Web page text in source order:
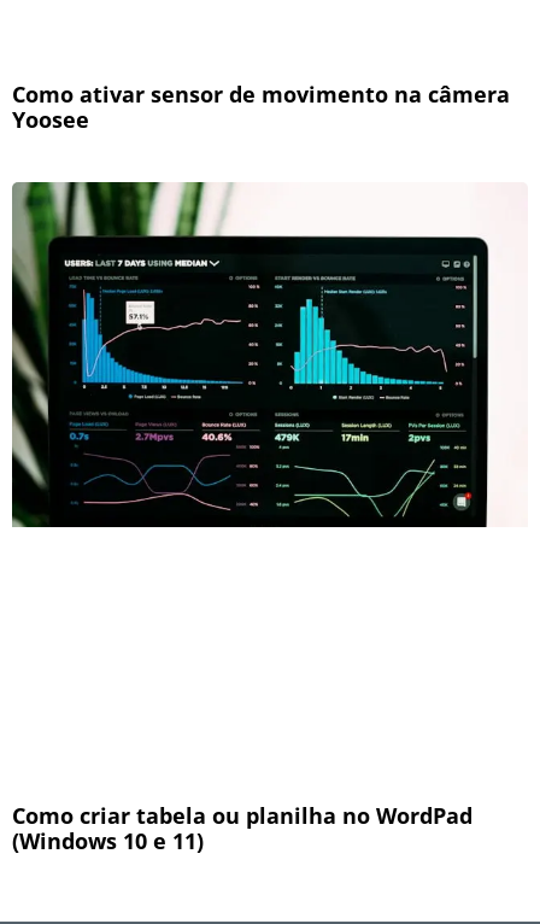
Como ativar sensor de movimento na câmera
Yoosee
Como criar tabela ou planilha no WordPad
(Windows 10 e 11)